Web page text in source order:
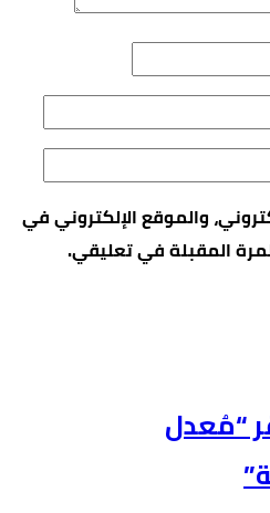
والموقع الإلكتروني في
المقبلة في تعليقي.
“مُعدل